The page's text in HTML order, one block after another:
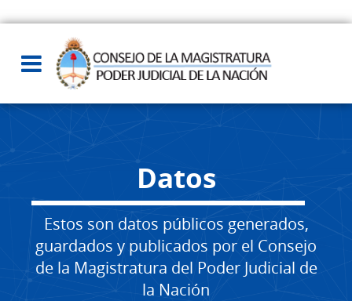
Datos
Estos son datos públicos generados,
guardados y publicados por el Consejo
de la Magistratura del Poder Judicial de
la Nación